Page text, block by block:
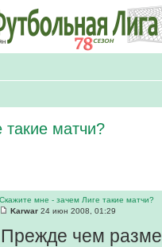
матчи?
Скажите мне - зачем Лиге такие матчи?
Karwar 24 июн 2008, 01:29
Прежде чем